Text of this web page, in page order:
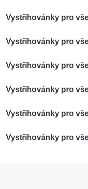
Vystřihovánky pro
Vystřihovánky pro
Vystřihovánky pro
Vystřihovánky pro
Vystřihovánky pro
Vystřihovánky pro